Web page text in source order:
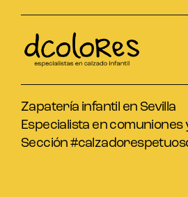
Zapatería infantil en Sevilla
Especialista en
Sección